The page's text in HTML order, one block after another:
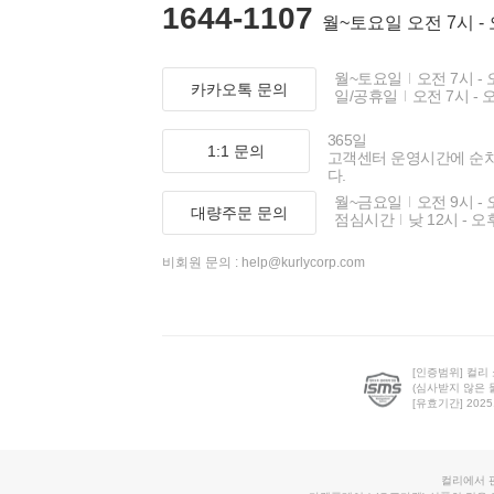
1644-1107 월~토요일 오전 7시 -
카카오톡 문의
월~토요일
오전 7시 -
일/공휴일
오전 7시 -
1:1 문의
365일
고객센터 운영시간에 순
다.
대량주문 문의
월~금요일
오전 9시 -
점심시간
낮 12시 - 오
비회원 문의 : help@kurlycorp.com
[인증범위] 컬리
(심사받지 않은
[유효기간]
컬리에서